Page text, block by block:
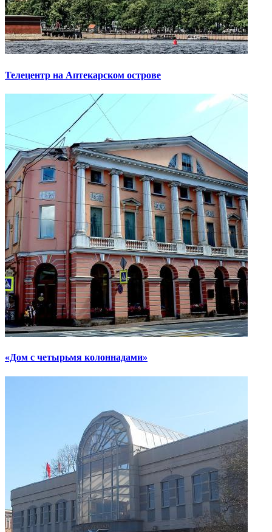
Телецентр на Аптекарском острове
«Дом с четырьмя колоннадами»